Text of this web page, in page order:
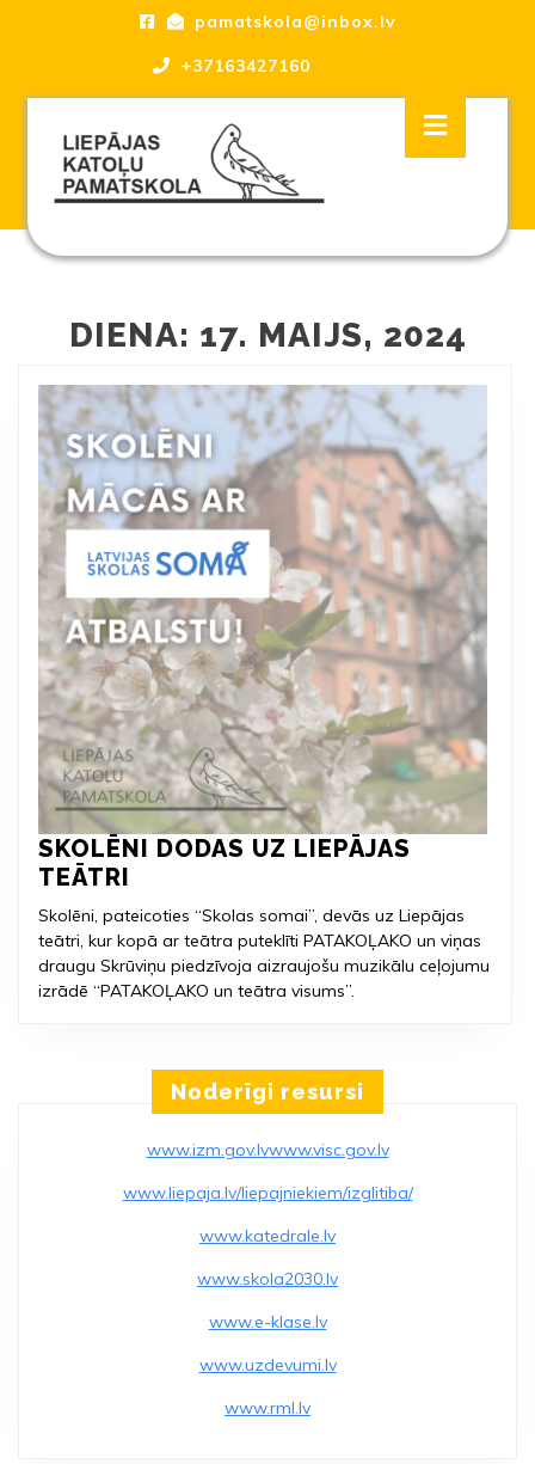
pamatskola@inbox.lv
+37163427160
Open
DIENA: 17. MAIJS, 2024
SKOLĒNI DODAS UZ LIEPĀJAS
TEĀTRI
DODAS
UZ
LIEPĀJAS
TEĀTRI
Skolēni, pateicoties “Skolas somai”, devās uz Liepājas
teātri, kur kopā ar teātra puteklīti PATAKOĻAKO un viņas
draugu Skrūviņu piedzīvoja aizraujošu muzikālu ceļojumu
izrādē “PATAKOĻAKO un teātra visums”.
Noderīgi resursi
www.izm.gov.lvwww.visc.gov.lv
www.liepaja.lv/liepajniekiem/izglitiba/
www.katedrale.lv
www.skola2030.lv
www.e-klase.lv
www.uzdevumi.lv
www.rml.lv